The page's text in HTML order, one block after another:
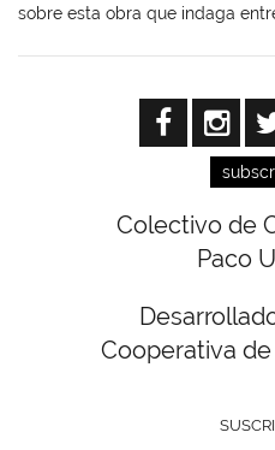
sobre esta obra que indaga
Colectivo de
Paco
Cooperativa